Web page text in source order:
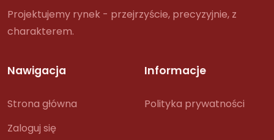
Projektujemy rynek - przejrzyście, precyzyjnie, z
charakterem.
Nawigacja
Strona główna
Zaloguj się
Informacje
Polityka prywatności